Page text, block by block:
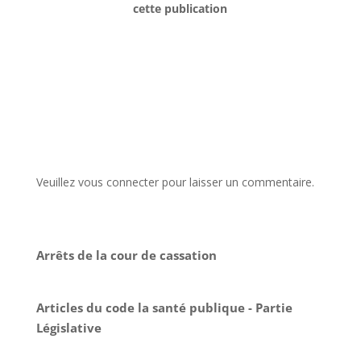
cette publication
Veuillez vous connecter pour laisser un commentaire.
Arrêts de la cour de cassation
Articles du code la santé publique - Partie
Législative